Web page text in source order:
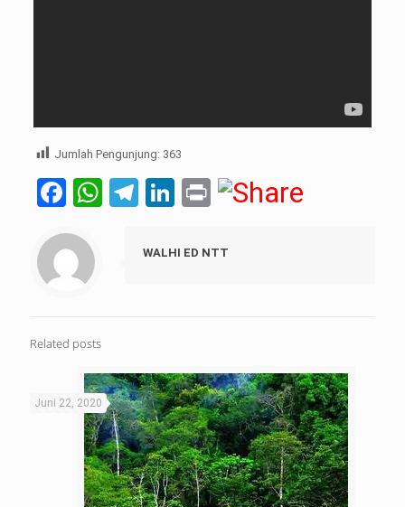
Jumlah Pengunjung: 363
Facebook
WhatsApp
Telegram
LinkedIn
Print
WALHI ED NTT
Related posts
Juni 22, 2020